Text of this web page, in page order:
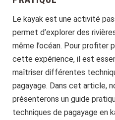
Le kayak est une activité
permet d’explorer des
même l’océan. Pour profiter
cette expérience, il est
maîtriser différentes
pagayage. Dans cet article,
présenterons un guide
techniques de pagayage en